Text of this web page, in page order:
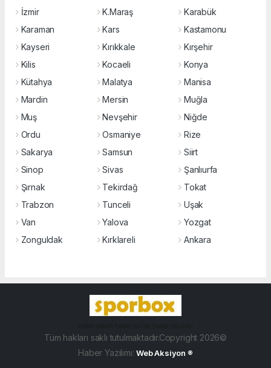
İzmir
K.Maraş
Karabük
Karaman
Kars
Kastamonu
Kayseri
Kırıkkale
Kırşehir
Kilis
Kocaeli
Konya
Kütahya
Malatya
Manisa
Mardin
Mersin
Muğla
Muş
Nevşehir
Niğde
Ordu
Osmaniye
Rize
Sakarya
Samsun
Siirt
Sinop
Sivas
Şanlıurfa
Şırnak
Tekirdağ
Tokat
Trabzon
Tunceli
Uşak
Van
Yalova
Yozgat
Zonguldak
Kırklareli Ankara
Tüm hakları saklı tutulmaktadır.Copyright 2026©
Haber Yazılımı:Web Aksiyon ®